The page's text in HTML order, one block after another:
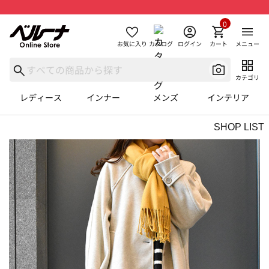
お気に入り カタログ ログイン カート
0
メニュー
カテゴリ
レディース インナー メンズ インテリア
SHOP LIST